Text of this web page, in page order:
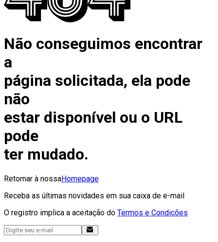
Não conseguimos encontrar
a
página solicitada, ela pode
não
estar disponível ou o URL
pode
ter mudado.
Retornar à nossaHomepage
Receba as últimas novidades em sua caixa de e-mail
O registro implica a aceitação do Termos e Condições